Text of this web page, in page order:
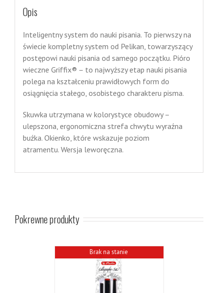
Opis
Inteligentny system do nauki pisania. To pierwszy na
świecie kompletny system od Pelikan, towarzyszący
postępowi nauki pisania od samego początku. Pióro
wieczne Griffix® – to najwyższy etap nauki pisania
polega na kształceniu prawidłowych form do
osiągnięcia stałego, osobistego charakteru pisma.
Skuwka utrzymana w kolorystyce obudowy –
ulepszona, ergonomiczna strefa chwytu wyraźna
buźka. Okienko, które wskazuje poziom
atramentu. Wersja leworęczna.
Pokrewne produkty
Brak na stanie